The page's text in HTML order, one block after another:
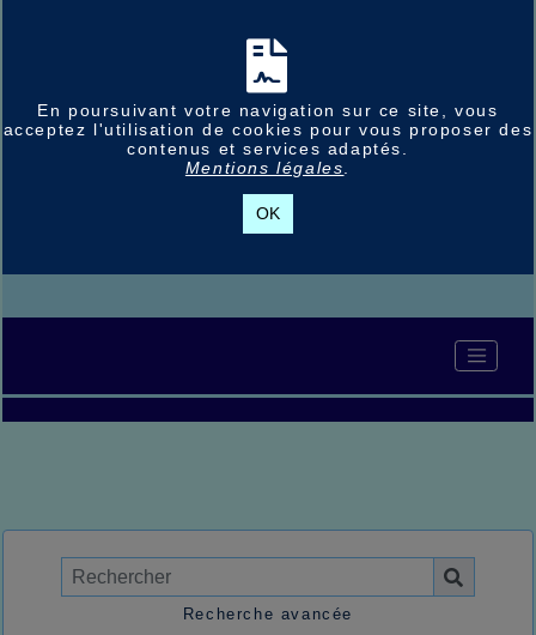
En poursuivant votre navigation sur ce site, vous
acceptez l'utilisation de cookies pour vous proposer des
contenus et services adaptés.
Mentions légales
OK
Recherche avancée